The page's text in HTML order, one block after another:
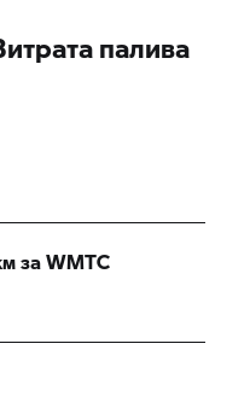
палива
за WMTC